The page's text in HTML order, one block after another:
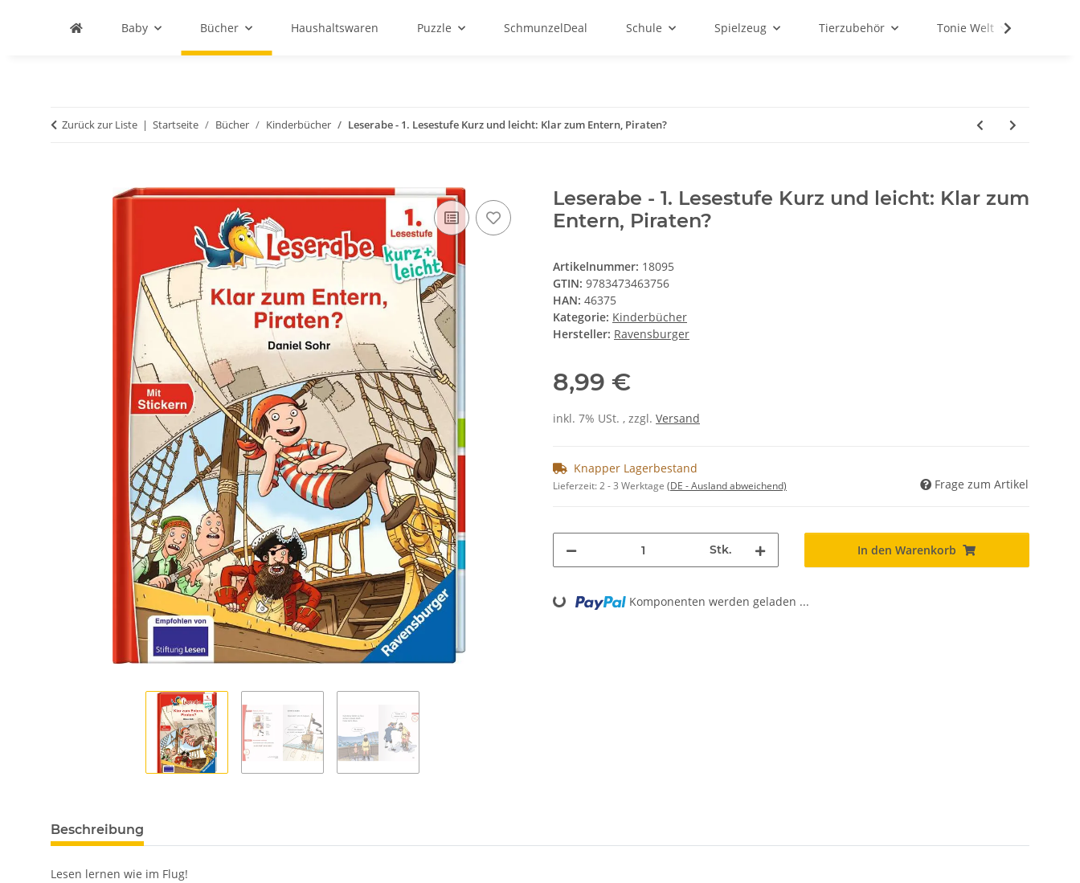
Baby Bücher Haushaltswaren Puzzle SchmunzelDeal Schule Spielzeug Tierzubehör Tonie Welt
Zurück zur Liste Startseite Bücher Kinderbücher Leserabe - 1. Lesestufe Kurz und leicht: Klar zum Entern, Piraten?
Leserabe - 1. Lesestufe Kurz und leicht: Klar zum
Entern, Piraten?
Artikelnummer: 18095
GTIN: 9783473463756
HAN: 46375
Kategorie: Kinderbücher
Hersteller: Ravensburger
8,99 €
inkl. 7% USt. , zzgl. Versand
Knapper Lagerbestand
Lieferzeit:2 - 3 Werktage (DE - Ausland abweichend) Frage zum Artikel
Stk. In den Warenkorb
Loading... Komponenten werden geladen ...
Beschreibung
Lesen lernen wie im Flug!